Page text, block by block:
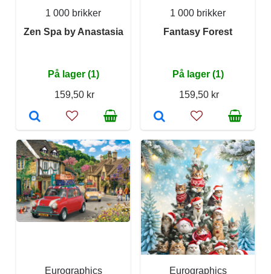
1 000 brikker
Zen Spa by Anastasia
På lager (1)
159,50 kr
1 000 brikker
Fantasy Forest
På lager (1)
159,50 kr
Eurographics
Eurographics